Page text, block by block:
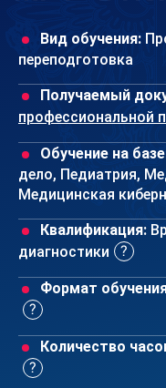
Вид обучения:
переподготовка
Получаемый
профессиональной
Обучение на
дело, Педиатрия,
Медицинская
Квалификация:
диагностики
Формат
Количество